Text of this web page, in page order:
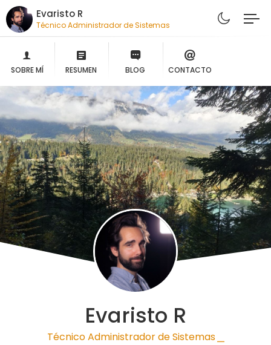
Evaristo R
Técnico Administrador de Sistemas
SOBRE MÍ RESUMEN BLOG CONTACTO
Evaristo R
Técnico Administrador de Sistemas |